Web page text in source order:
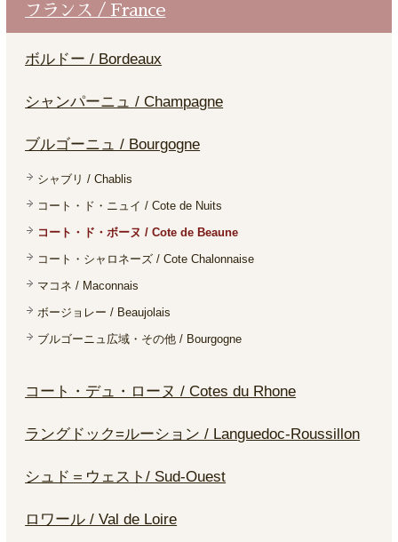
フランス / France
ボルドー / Bordeaux
シャンパーニュ / Champagne
ブルゴーニュ / Bourgogne
シャブリ / Chablis
コート・ド・ニュイ / Cote de Nuits
コート・ド・ボーヌ / Cote de Beaune
コート・シャロネーズ / Cote Chalonnaise
マコネ / Maconnais
ボージョレー / Beaujolais
ブルゴーニュ広域・その他 / Bourgogne
コート・デュ・ローヌ / Cotes du Rhone
ラングドック=ルーション / Languedoc-Roussillon
シュド＝ウェスト/ Sud-Ouest
ロワール / Val de Loire